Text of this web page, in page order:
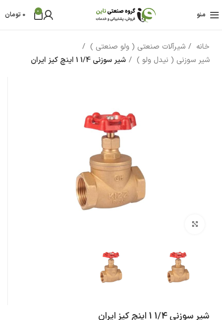
منو 0
0 تومان
خانه
شیرآلات صنعتی ( ولو صنعتی )
شیر سوزنی ( نیدل ولو )
شیر سوزنی 1/4 1 اینچ کیز ایران
شیر سوزنی 1/4 1 اینچ کیز ایران